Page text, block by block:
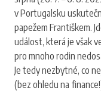
v Portugalsku
papežem Františkem.
událost, která je však
pro mnoho rodin
Je tedy nezbytné, co
(bez ohledu na